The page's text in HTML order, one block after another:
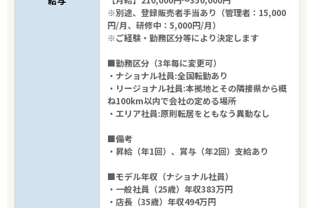
※別途、登録販売者手当あり（管理者：15,000
円/月、研修中：5,000円/月）
※ご経験・勤務区分等により決定します
■勤務区分（3年毎に変更可）
・ナショナル社員:全国転勤あり
・リージョナル社員:本拠地とその隣接県から概
ね100km以内で会社の定める場所
・エリア社員:原則転居をともなう異動なし
■備考
・昇給（年1回）、賞与（年2回）支給あり
■モデル年収（ナショナル社員）
・一般社員（25歳）年収383万円
・店長（35歳）年収494万円